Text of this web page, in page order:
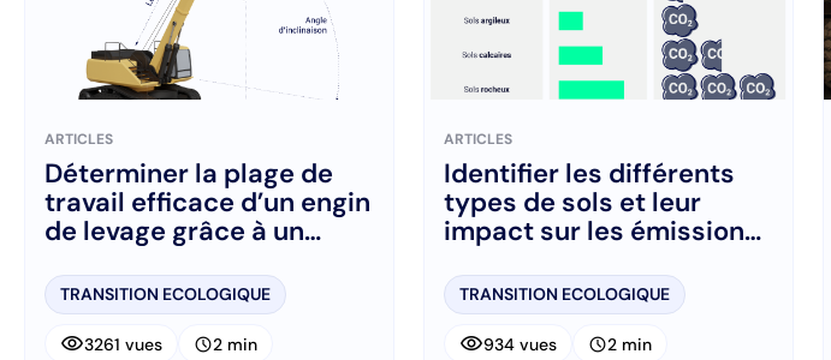
ARTICLES
Déterminer la plage de
travail efficace d’un engin
de levage grâce à un
TRANSITION ECOLOGIQUE
visibility3261 vues schedule2 min
ARTICLES
Identifier les différents
types de sols et leur
impact sur les émissions
TRANSITION ECOLOGIQUE
visibility934 vues schedule2 min